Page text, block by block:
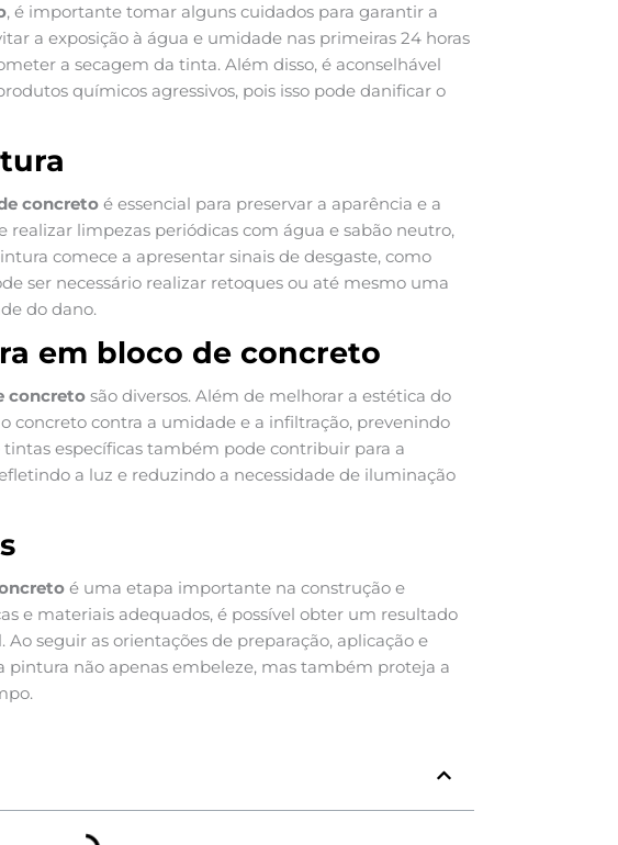
, é importante tomar alguns cuidados para garantir a
a exposição à água e umidade nas primeiras 24 horas
a secagem da tinta. Além disso, é aconselhável
químicos agressivos, pois isso pode danificar o
concreto é essencial para preservar a aparência e a
realizar limpezas periódicas com água e sabão neutro,
comece a apresentar sinais de desgaste, como
ser necessário realizar retoques ou até mesmo uma
do dano.
em bloco de concreto
concreto são diversos. Além de melhorar a estética do
concreto contra a umidade e a infiltração, prevenindo
específicas também pode contribuir para a
a luz e reduzindo a necessidade de iluminação
é uma etapa importante na construção e
e materiais adequados, é possível obter um resultado
seguir as orientações de preparação, aplicação e
pintura não apenas embeleze, mas também proteja a